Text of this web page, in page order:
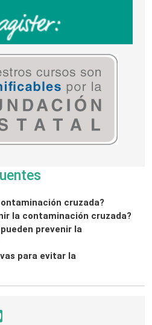
cruzada?
la contaminación cruzada?
prevenir la
para evitar la